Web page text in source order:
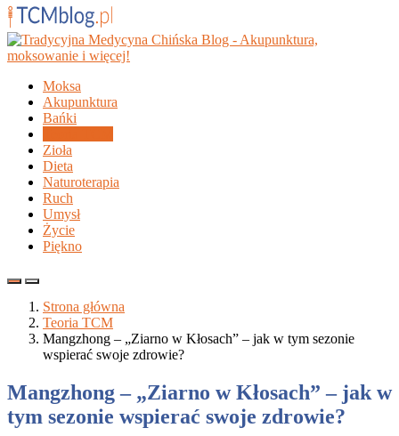
Moksa
Akupunktura
Bańki
Zioła
Dieta
Naturoterapia
Ruch
Umysł
Życie
Piękno
Strona główna
Teoria TCM
Mangzhong – „Ziarno w Kłosach” – jak w tym sezonie
wspierać swoje zdrowie?
Mangzhong – „Ziarno w Kłosach” – jak w
tym sezonie wspierać swoje zdrowie?